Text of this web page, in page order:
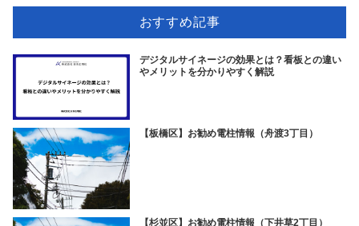
おすすめ記事
デジタルサイネージの効果とは？看板との違い
やメリットを分かりやすく解説
【板橋区】お勧め電柱情報（舟渡3丁目）
【杉並区】お勧め電柱情報（下井草2丁目）